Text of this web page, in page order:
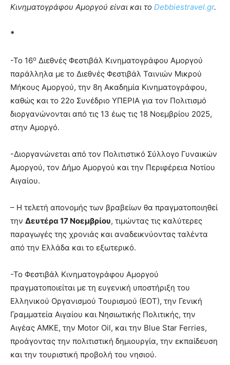
Κινηματογράφου Αμοργού είναι και το Debbiestravel.gr.
*
-Το 16ο Διεθνές Φεστιβάλ Κινηματογράφου Αμοργού
παράλληλα με το Διεθνές Φεστιβάλ Ταινιών Μικρού
Μήκους Αμοργού, την 8η Ακαδημία Κινηματογράφου,
καθώς και το 22ο Συνέδριο ΥΠΕΡΙΑ για τον Πολιτισμό
διοργανώνονται από τις 13 έως τις 18 Νοεμβρίου 2025,
στην Αμοργό.
-Διοργανώνεται από τον Πολιτιστικό Σύλλογο Γυναικών
Αμοργού, τον Δήμο Αμοργού και την Περιφέρεια Νοτίου
Αιγαίου.
– Η τελετή απονομής των βραβείων θα πραγματοποιηθεί
την Δευτέρα 17 Νοεμβρίου, τιμώντας τις καλύτερες
παραγωγές της χρονιάς και αναδεικνύοντας ταλέντα
από την Ελλάδα και το εξωτερικό.
-Το Φεστιβάλ Κινηματογράφου Αμοργού
πραγματοποιείται με τη ευγενική υποστήριξη του
Ελληνικού Οργανισμού Τουρισμού (ΕΟΤ), την Γενική
Γραμματεία Αιγαίου και Νησιωτικής Πολιτικής, την
Αιγέας ΑΜΚΕ, την Motor Oil, και την Blue Star Ferries,
προάγοντας την πολιτιστική δημιουργία, την εκπαίδευση
και την τουριστική προβολή του νησιού.